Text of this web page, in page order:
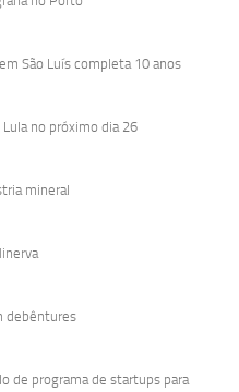
São Luís completa 10 anos
no próximo dia 26
mineral
debêntures
de programa de startups para